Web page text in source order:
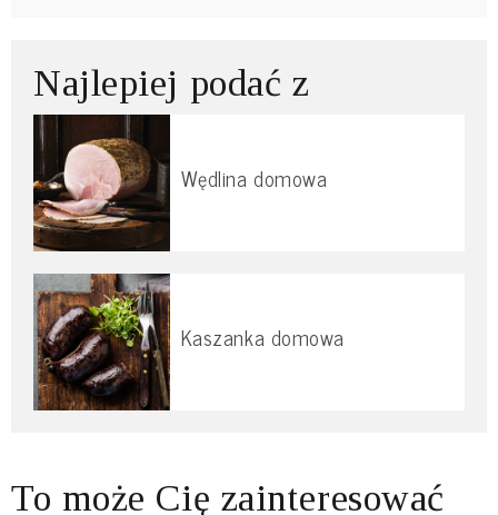
Najlepiej podać z
Wędlina domowa
Kaszanka domowa
To może Cię zainteresować